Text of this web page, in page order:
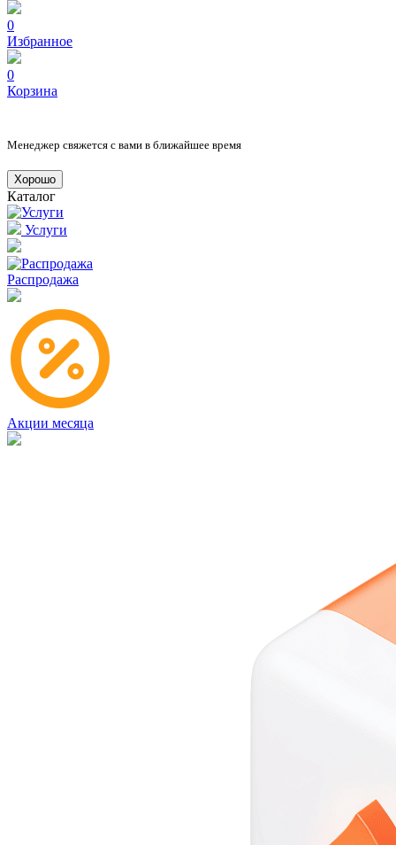
0
Избранное
0
Корзина
Менеджер свяжется с вами в ближайшее время
Хорошо
Каталог
Услуги
Распродажа
Акции месяца